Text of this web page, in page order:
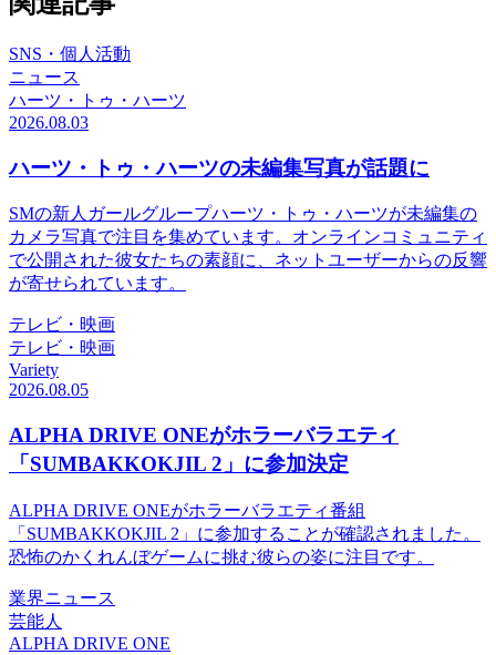
SNS・個人活動
ニュース
ハーツ・トゥ・ハーツ
2026.08.03
ハーツ・トゥ・ハーツの未編集写真が話題に
SMの新人ガールグループハーツ・トゥ・ハーツが未編集の
カメラ写真で注目を集めています。オンラインコミュニティ
で公開された彼女たちの素顔に、ネットユーザーからの反響
が寄せられています。
テレビ・映画
テレビ・映画
Variety
2026.08.05
ALPHA DRIVE ONEがホラーバラエティ
「SUMBAKKOKJIL 2」に参加決定
ALPHA DRIVE ONEがホラーバラエティ番組
「SUMBAKKOKJIL 2」に参加することが確認されました。
恐怖のかくれんぼゲームに挑む彼らの姿に注目です。
業界ニュース
芸能人
ALPHA DRIVE ONE